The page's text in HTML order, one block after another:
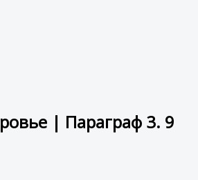
| Параграф 3. 9